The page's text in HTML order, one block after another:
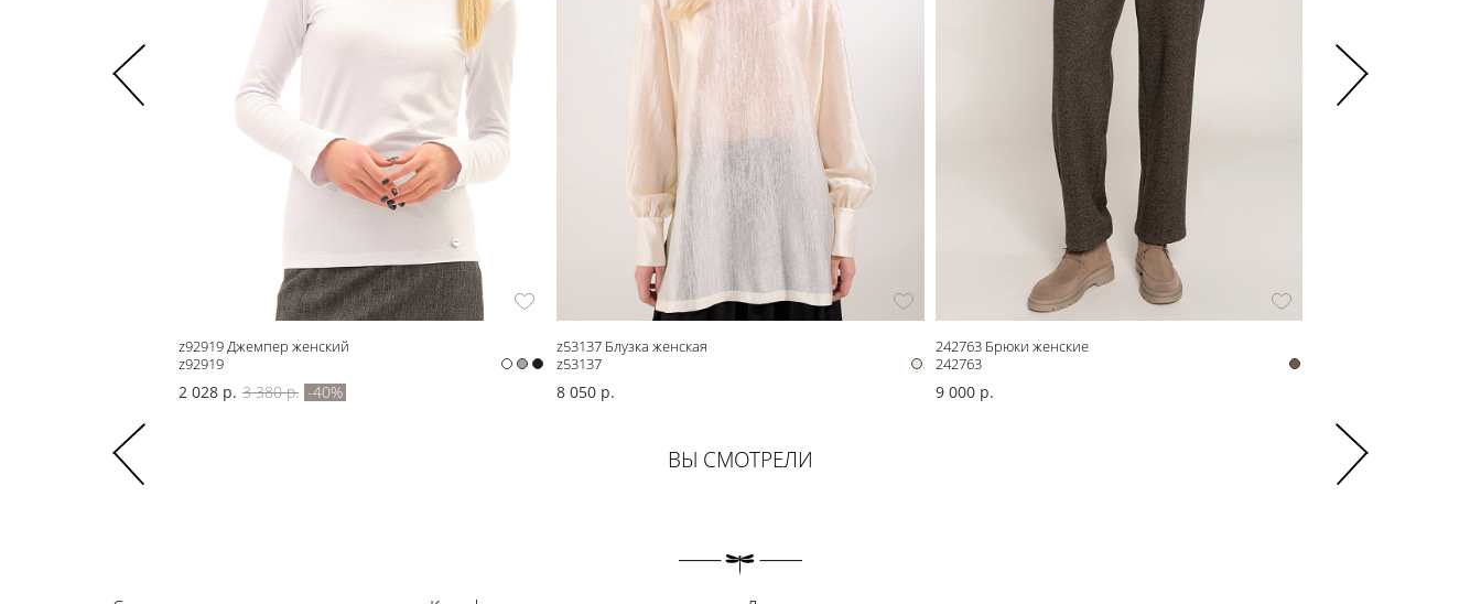
z92919 Джемпер женский
z92919
2 028 р. 3 380 р. -40%
z53137 Блузка женская
z53137
8 050 р.
242763 Брюки женские
242763
9 000 р.
ВЫ СМОТРЕЛИ